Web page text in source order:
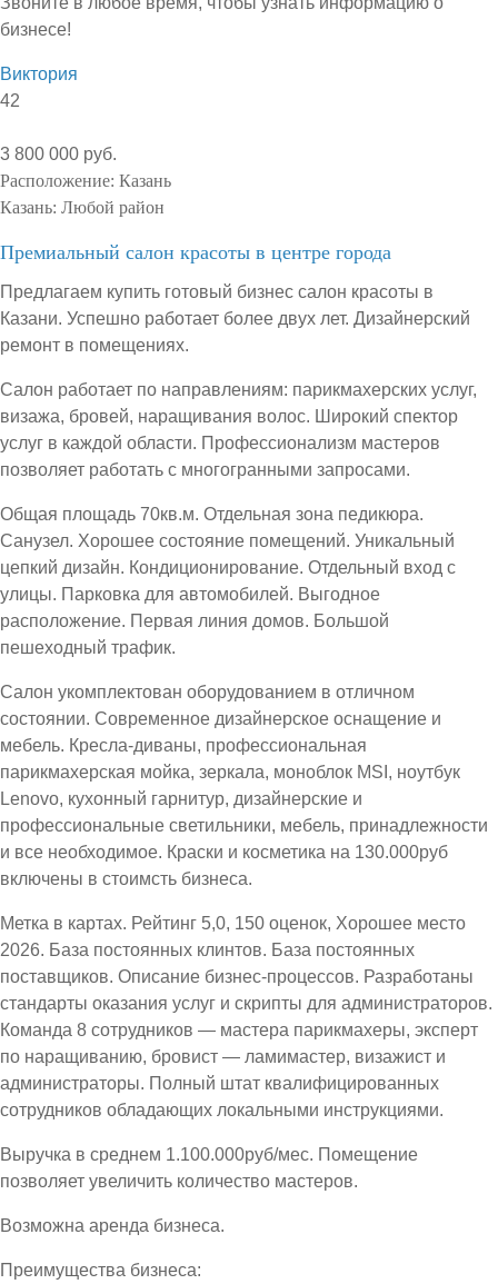
бизнесе!
Виктория
42
3 800 000 руб.
Расположение: Казань
Казань: Любой район
Премиальный салон красоты в центре города
Предлагаем купить готовый бизнес салон красоты в
Казани. Успешно работает более двух лет. Дизайнерский
ремонт в помещениях.
Салон работает по направлениям: парикмахерских услуг,
визажа, бровей, наращивания волос. Широкий спектор
услуг в каждой области. Профессионализм мастеров
позволяет работать с многогранными запросами.
Общая площадь 70кв.м. Отдельная зона педикюра.
Санузел. Хорошее состояние помещений. Уникальный
цепкий дизайн. Кондиционирование. Отдельный вход с
улицы. Парковка для автомобилей. Выгодное
расположение. Первая линия домов. Большой
пешеходный трафик.
Салон укомплектован оборудованием в отличном
состоянии. Современное дизайнерское оснащение и
мебель. Кресла-диваны, профессиональная
парикмахерская мойка, зеркала, моноблок MSI, ноутбук
Lenovo, кухонный гарнитур, дизайнерские и
профессиональные светильники, мебель, принадлежности
и все необходимое. Краски и косметика на 130.000руб
включены в стоимсть бизнеса.
Метка в картах. Рейтинг 5,0, 150 оценок, Хорошее место
2026. База постоянных клинтов. База постоянных
поставщиков. Описание бизнес-процессов. Разработаны
стандарты оказания услуг и скрипты для администраторов.
Команда 8 сотрудников — мастера парикмахеры, эксперт
по наращиванию, бровист — ламимастер, визажист и
администраторы. Полный штат квалифицированных
сотрудников обладающих локальными инструкциями.
Выручка в среднем 1.100.000руб/мес. Помещение
позволяет увеличить количество мастеров.
Возможна аренда бизнеса.
Преимущества бизнеса: